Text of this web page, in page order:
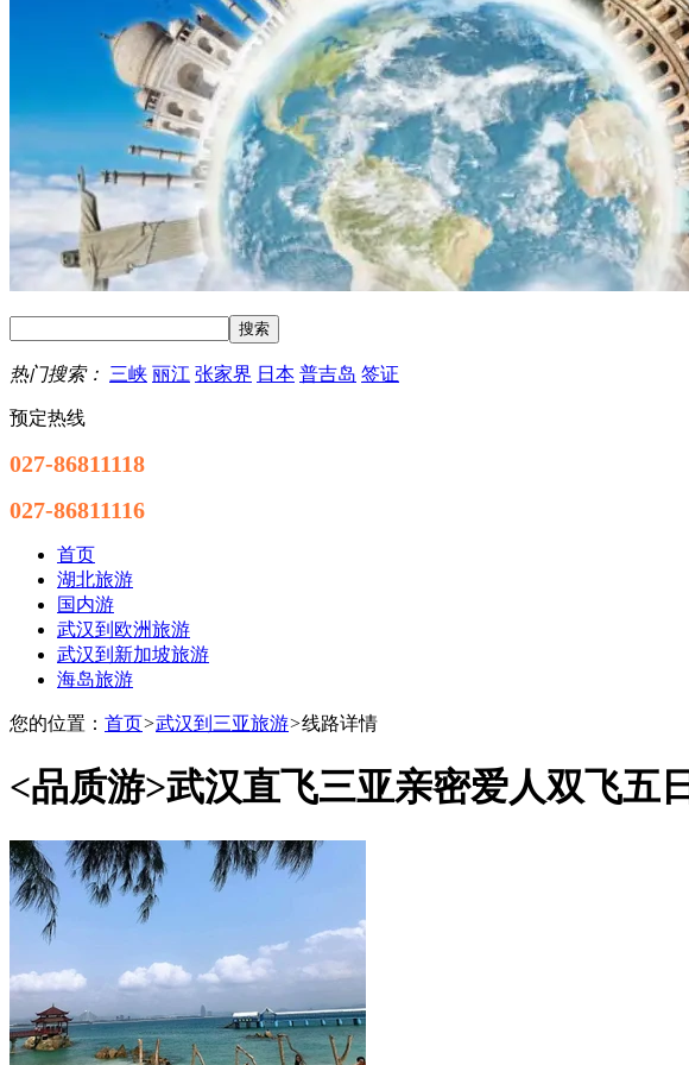
热门搜索： 三峡 丽江 张家界 日本 普吉岛 签证
预定热线
027-86811118
027-86811116
首页
湖北旅游
国内游
武汉到欧洲旅游
武汉到新加坡旅游
海岛旅游
您的位置： 首页>武汉到三亚旅游>线路详情
<品质游>武汉直飞三亚亲密爱人双飞五